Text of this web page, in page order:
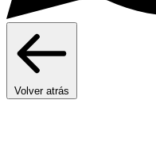
Volver atrás